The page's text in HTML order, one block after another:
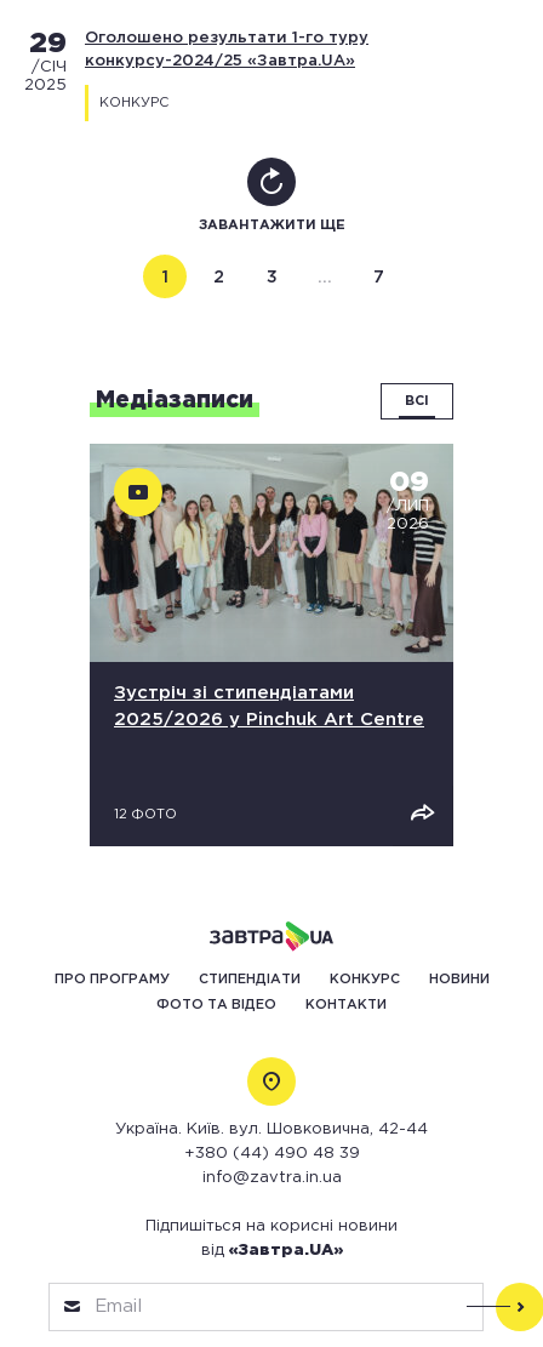
29
/СІЧ
2025
Оголошено результати 1-го туру
конкурсу-2024/25 «Завтра.UA»
КОНКУРС
ЗАВАНТАЖИТИ ЩЕ
1 2 3 … 7
Медіазаписи ВСІ
09
/ЛИП
2026
Зустріч зі стипендіатами
2025/2026 у Pinchuk Art Centre
12 ФОТО
ПРО ПРОГРАМУ СТИПЕНДІАТИ КОНКУРС НОВИНИ
ФОТО ТА ВІДЕО КОНТАКТИ
Україна. Київ. вул. Шовковична, 42-44
+380 (44) 490 48 39
info@zavtra.in.ua
Підпишіться на корисні новини
від «Завтра.UA»